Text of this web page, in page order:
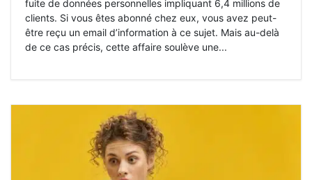
fuite de données personnelles impliquant 6,4 millions de
clients. Si vous êtes abonné chez eux, vous avez peut-
être reçu un email d’information à ce sujet. Mais au-delà
de ce cas précis, cette affaire soulève une...